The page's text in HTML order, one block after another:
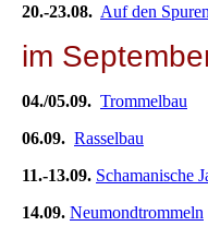
20.-23.08. Auf den
im
04./05.09. Trommelbau
06.09. Rasselbau
11.-13.09. Schamanische
14.09. Neumondtrommeln